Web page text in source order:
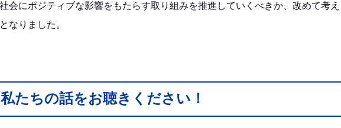
会にポジティブな影響をもたらす取り組みを推進していくべきか、改めて考え
なりました。
たちの話をお聴きください！